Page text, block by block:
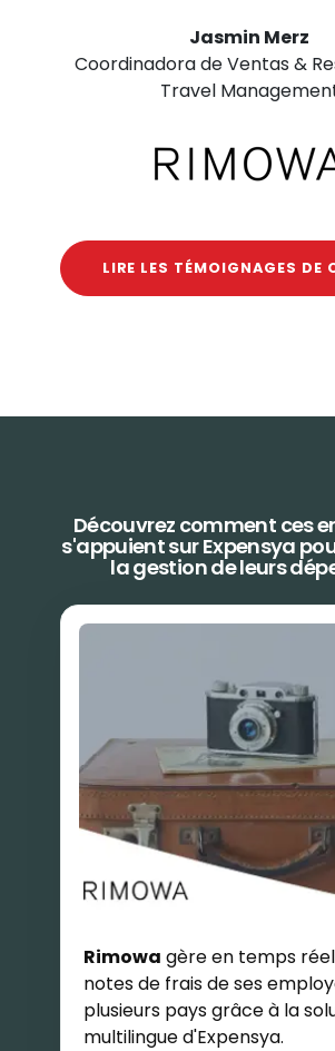
Jasmin Merz
Coordinadora de Ventas &
Travel
LIRE LES TÉMOIGNAGES DE
Découvrez comment ces
s'appuient sur Expensya
la gestion de leurs
Rimowa gère en temps
notes de frais de ses
plusieurs pays grâce à la
multilingue d'Expensya.